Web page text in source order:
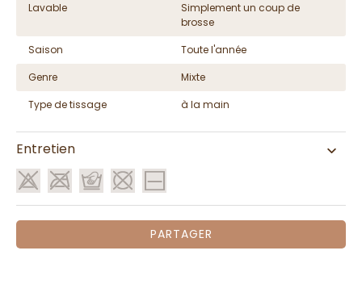
Lavable
Simplement un coup de
brosse
Saison
Toute l'année
Genre
Mixte
Type de tissage
à la main
Entretien
PARTAGER